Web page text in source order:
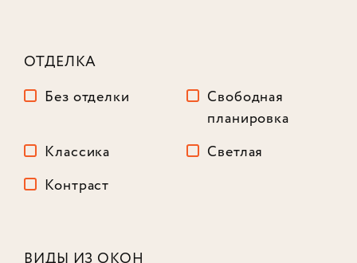
ОТДЕЛКА
Без отделки
Свободная
планировка
Классика
Светлая
Контраст